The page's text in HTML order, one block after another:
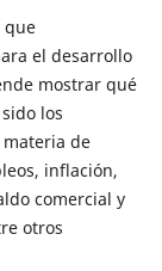
que
el desarrollo
mostrar qué
los
materia de
inflación,
comercial y
otros